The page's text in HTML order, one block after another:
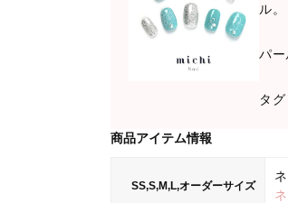
ル。
パー
タ
商品アイテム情報
SS,S,M,L,オーダーサイズ